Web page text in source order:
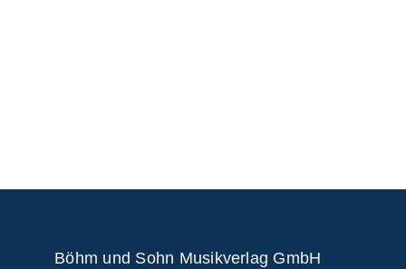
Böhm und Sohn Musikverlag GmbH